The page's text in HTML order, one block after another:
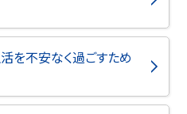
を不安なく過ごすため